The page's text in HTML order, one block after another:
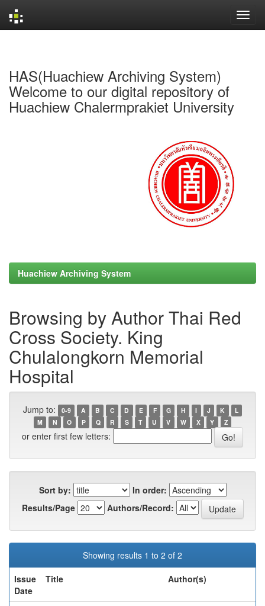
HAS(Huachiew Archiving System)
Welcome to our digital repository of
Huachiew Chalermprakiet University
Huachiew Archiving System
Browsing by Author Thai Red
Cross Society. King
Chulalongkorn Memorial
Hospital
Jump to: 0-9 A B C D E F G H I J K
L
M
N O P Q R S T U V W X Y Z
or enter first few letters:
Sort by:
In order:
Results/Page
Authors/Record:
Showing results 1 to 2 of 2
Issue
Date
Title Author(s)